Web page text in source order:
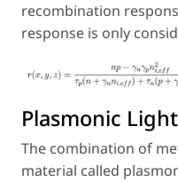
recombination
response is only
Plasmonic
The combination of
material called